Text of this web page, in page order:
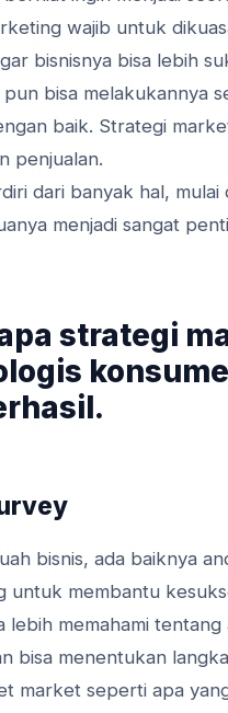
wajib untuk
bisnisnya bisa lebih
bisa melakukannya
baik. Strategi
penjualan.
dari banyak hal,
menjadi sangat
strategi
bisnis, ada baiknya
untuk membantu
memahami
bisa menentukan
market seperti apa